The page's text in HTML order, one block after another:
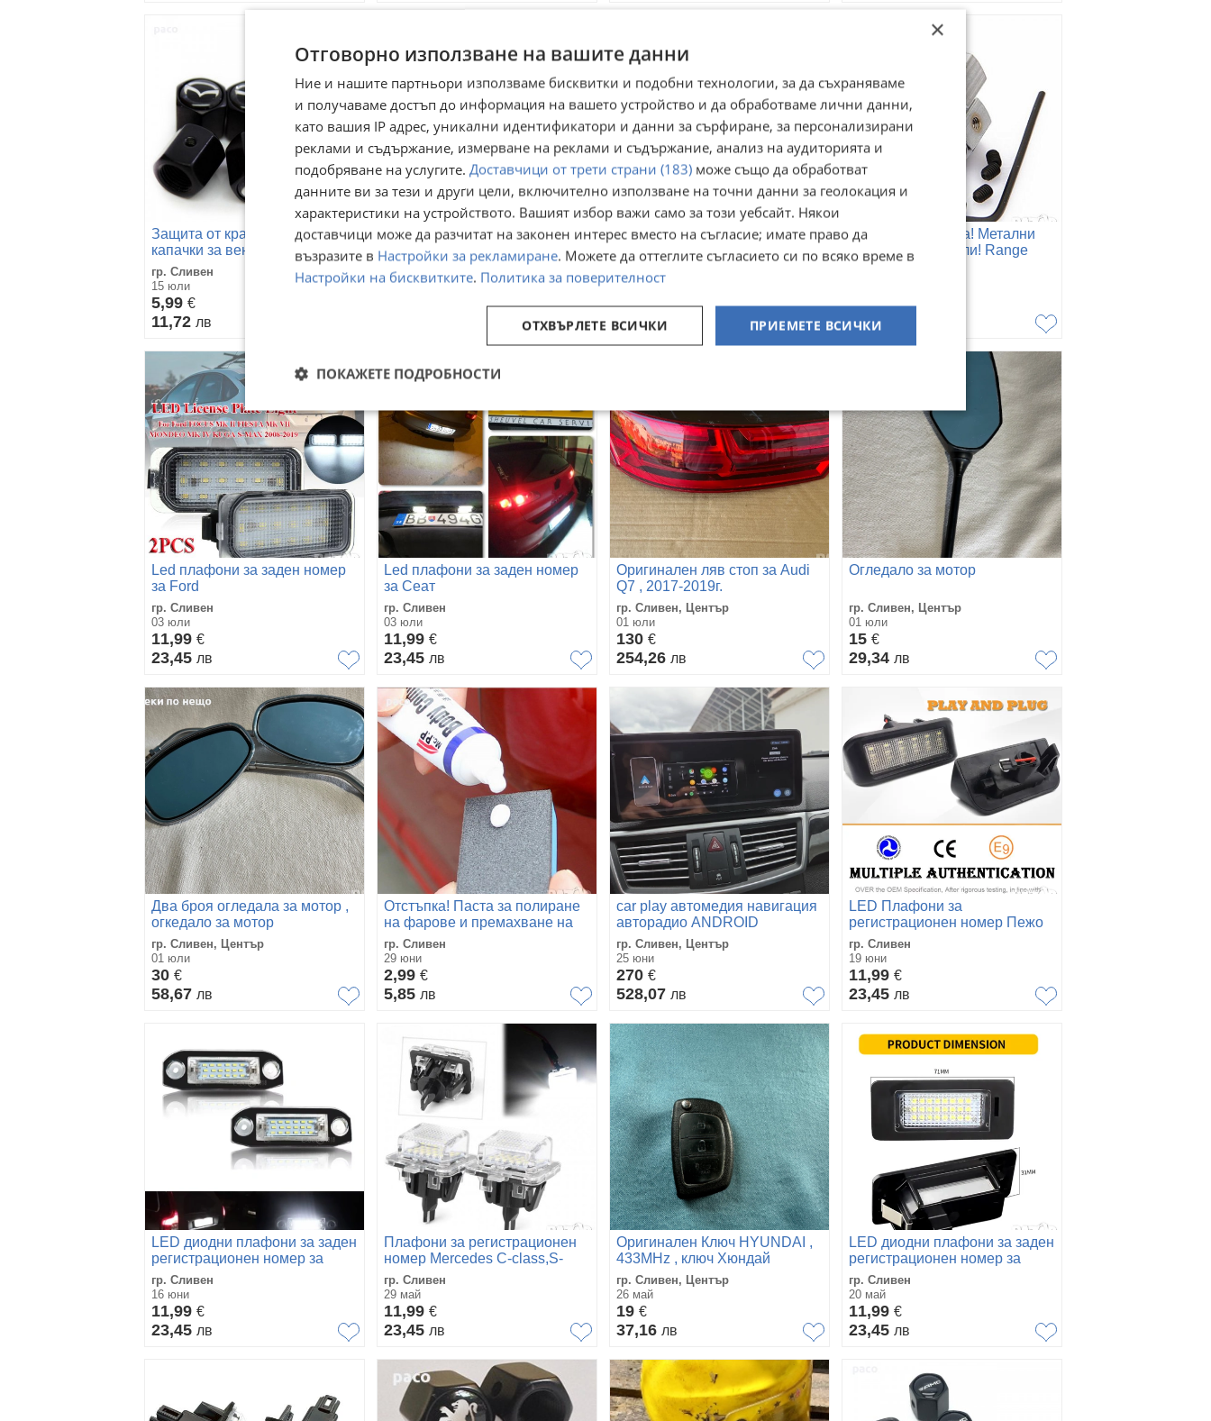
Защита от кражба! Метални
капачки за вентили Мазда!
гр. Сливен
15 юли
5,99 €
11,72 лв
Защита от кражба! Метални
капачки за вентили! Смарт
гр. Сливен
10 юли
LED Плафони за
регистрационен номер
Hyundai KIA
гр. Сливен
06 юли
11,99€
23,45лв
Защита от кражба! Метални
капачки за вентили! Range
Rover Land Rover
5,99€
11,72
Led плафони за заден номер
за Ford
гр. Сливен
03 юли
11,99 €
23,45 лв
Led плафони за заден номер
за Сеат
гр. Сливен
03 юли
11,99 €
23,45 лв
Оригинален ляв стоп за Audi
Q7 , 2017-2019г.
АМЕРИКАНСКА ВЕРСИЯ
гр. Сливен, Център
01 юли
130 €
254,26 лв
Огледало за мотор
гр. Сливен, Център
01 юли
15 €
29,34 лв
Два броя огледала за мотор ,
огкедало за мотор
гр. Сливен, Център
01 юли
30 €
58,67 лв
Отстъпка! Паста за полиране
на фарове и премахване на
драскотини
гр. Сливен
29 юни
2,99 €
5,85 лв
car play автомедия навигация
авторадио ANDROID
4WBZ1025 Mercedes E class
w212
гр. Сливен, Център
25 юни
270 €
528,07 лв
LED Плафони за
регистрационен номер Пежо
Ситроен Опел Тойота
гр. Сливен
19 юни
11,99 €
23,45 лв
LED диодни плафони за заден
регистрационен номер за
Volvo
гр. Сливен
16 юни
11,99 €
23,45 лв
Плафони за регистрационен
номер Mercedes C-class,S-
class,E-class,CL-class
гр. Сливен
29 май
11,99 €
23,45 лв
Оригинален Ключ HYUNDAI ,
433MHz , ключ Хюндай
гр. Сливен, Център
26 май
19 €
37,16 лв
LED диодни плафони за заден
регистрационен номер за
Ауди VW
гр. Сливен
20 май
11,99 €
23,45 лв
×
Отговорно използване на вашите данни
Ние и нашите партньори използваме бисквитки и подобни технологии, за да съхраняваме
и получаваме достъп до информация на вашето устройство и да обработваме лични данни,
като вашия IP адрес, уникални идентификатори и данни за сърфиране, за персонализирани
реклами и съдържание, измерване на реклами и съдържание, анализ на аудиторията и
подобряване на услугите. Доставчици от трети страни (183) може също да обработват
данните ви за тези и други цели, включително използване на точни данни за геолокация и
характеристики на устройството. Вашият избор важи само за този уебсайт. Някои
доставчици може да разчитат на законен интерес вместо на съгласие; имате право да
възразите в Настройки за рекламиране. Можете да оттеглите съгласието си по всяко време в
Настройки на бисквитките. Политика за поверителност
ПРИЕМЕТЕ ВСИЧКИ
ОТХВЪРЛЕТЕ ВСИЧКИ
ПОКАЖЕТЕ ПОДРОБНОСТИ